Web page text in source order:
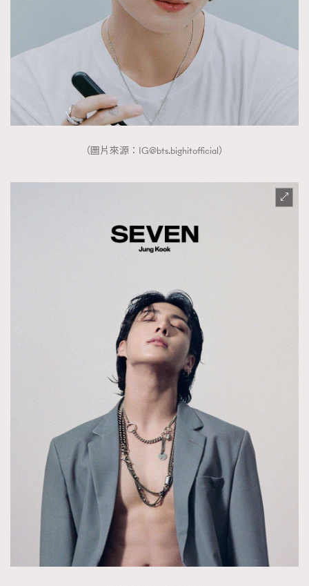
（圖片來源： IG@bts.bighitofficial）